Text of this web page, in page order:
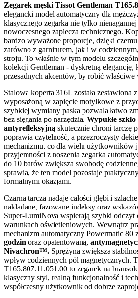
Zegarek męski Tissot Gentleman
elegancki model automatyczny dla
klasycznego zegarka nie tylko
nowoczesnego zaplecza technicznego.
bardzo wyważone proporcje, dzięki
zarówno z garniturem, jak i w
stroju. To właśnie w tym modelu
kolekcji Gentleman - dyskretną elegancję,
przesadnych akcentów, by robić właściwe
Stalowa koperta 316L została zestawiona
wyposażoną w zapięcie motylkowe z
szybkiej wymiany paska pozwala łatwo
bez sięgania po narzędzia. Wypukłe
antyrefleksyjną skutecznie chroni tarczę
poprawia czytelność, a przezroczysty
mechanizmu, co dla wielu użytkowników
przyjemności z noszenia zegarka
do 10 barów zwiększa swobodę
sprawia, że ten model pozostaje
formalnymi okazjami.
Czarna tarcza nadaje całości głębi i
nakładane, fazowane indeksy oraz
Super-LumiNova wspierają szybki odczyt
warunkach oświetleniowych. Wewnątrz
mechanizm automatyczny Powermatic 80 z
godzin oraz opatentowaną,
Nivachron™. Sprężyna zwiększa
wpływ codziennych pól magnetycznych.
T165.807.11.051.00 to zegarek na
klasyczny styl, realną funkcjonalność i
współczesny użytkownik od dobrze